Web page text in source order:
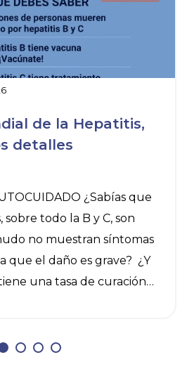
de la Hepatitis,
detalles
¿Sabías que
sobre todo la B y C, son
no muestran síntomas
que el daño es grave? ¿Y
una tasa de curación
medidas de